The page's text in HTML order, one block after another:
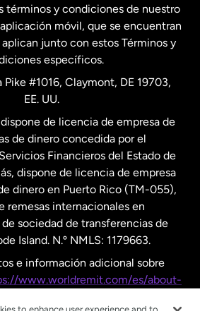
términos y condiciones de nuestro
móvil, que se encuentran
junto con estos Términos y
específicos.
#1016, Claymont, DE 19703,
EE. UU.
de licencia de empresa de
de dinero concedida por el
Financieros del Estado de
dispone de licencia de empresa
dinero en Puerto Rico (TM-055),
remesas internacionales en
sociedad de transferencias de
Island. N.º NMLS: 1179663.
e información adicional sobre
www.worldremit.com/es/about-